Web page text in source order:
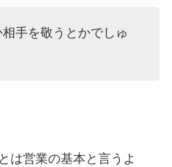
手を敬うとかでしゅ
は営業の基本と言うよ